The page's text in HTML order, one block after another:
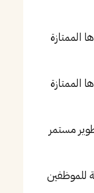
الممتازة
الممتازة
مستمر
للموظفين